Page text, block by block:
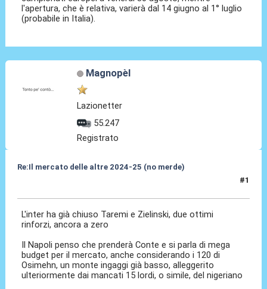
l'apertura, che è relativa, varierà dal 14 giugno al 1° luglio
(probabile in Italia).
Magnopèl
Lazionetter
55.247
Registrato
Re:Il mercato delle altre 2024-25 (no merde)
#1
L'inter ha già chiuso Taremi e Zielinski, due ottimi
rinforzi, ancora a zero
Il Napoli penso che prenderà Conte e si parla di mega
budget per il mercato, anche considerando i 120 di
Osimehn, un monte ingaggi già basso, alleggerito
ulteriormente dai mancati 15 lordi, o simile, del nigeriano